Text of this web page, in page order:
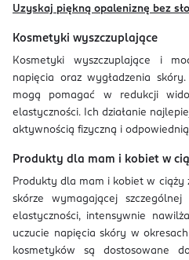
Uzyskaj piękną opaleniznę bez
Kosmetyki wyszczuplające
Kosmetyki wyszczuplające i
napięcia oraz wygładzenia
mogą pomagać w redukcji
elastyczności. Ich działanie
aktywnością fizyczną i
Produkty dla mam i kobiet w
Produkty dla mam i kobiet w ciąży
skórze wymagającej
elastyczności, intensywnie
uczucie napięcia skóry w
kosmetyków są dostosowane